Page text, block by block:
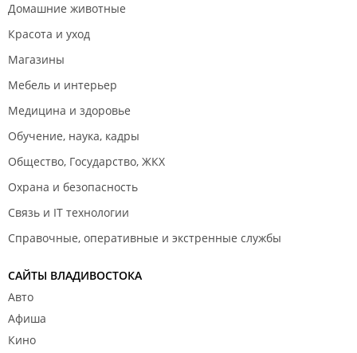
Домашние животные
Красота и уход
Магазины
Мебель и интерьер
Медицина и здоровье
Обучение, наука, кадры
Общество, Государство, ЖКХ
Охрана и безопасность
Связь и IT технологии
Справочные, оперативные и экстренные службы
САЙТЫ ВЛАДИВОСТОКА
Авто
Афиша
Кино